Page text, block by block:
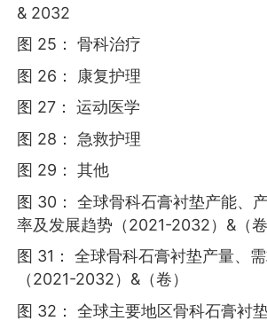
& 2032
图 25： 骨科治疗
图 26： 康复护理
图 27： 运动医学
图 28： 急救护理
图 29： 其他
图 30： 全球骨科石膏衬垫产能、
率及发展趋势（2021-2032）&（卷
图 31： 全球骨科石膏衬垫产量、
（2021-2032）&（卷）
图 32： 全球主要地区骨科石膏衬